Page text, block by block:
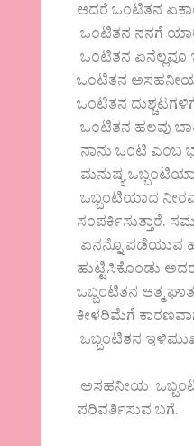
ಆದರೆ ಒಂಟಿತನ
ಒಂಟಿತನ ನನಗೆ
ಒಂಟಿತನ ಏನೆಲ್ಲವೂ
ಒಂಟಿತನ
ಒಂಟಿತನ
ಒಂಟಿತನ ಹಲವು
ನಾನು ಒಂಟಿ ಎಂಬ
ಮನುಷ್ಯ
ಒಬ್ಬಂಟಿಯಾದ ನೀರವ
ಸಂಪರ್ಕಿಸುತ್ತಾರೆ.
ಏನನ್ನೊ ಪಡೆಯುವ
ಹುಟ್ಟಿಸಿಕೊಂಡು
ಒಬ್ಬಂಟಿತನ ಆತ್ಮ
ಕೀಳರಿಮೆಗೆ
ಒಬ್ಬಂಟಿತನ
ಅಸಹನೀಯ
ಪರಿವರ್ತಿಸುವ ಬಗೆ.